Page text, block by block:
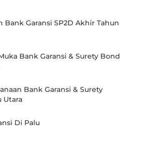
Bank Garansi SP2D Akhir Tahun
Bank Garansi & Surety Bond
Bank Garansi & Surety
Utara
Di Palu